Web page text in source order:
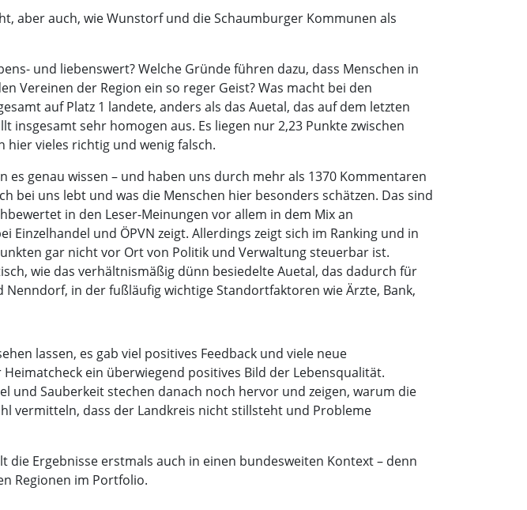
aber auch, wie Wunstorf und die Schaumburger Kommunen als
und liebenswert? Welche Gründe führen dazu, dass Menschen in
Vereinen der Region ein so reger Geist? Was macht bei den
auf Platz 1 landete, anders als das Auetal, das auf dem letzten
insgesamt sehr homogen aus. Es liegen nur 2,23 Punkte zwischen
hier vieles richtig und wenig falsch.
genau wissen – und haben uns durch mehr als 1370 Kommentaren
bei uns lebt und was die Menschen hier besonders schätzen. Das sind
in den Leser-Meinungen vor allem in dem Mix an
und ÖPVN zeigt. Allerdings zeigt sich im Ranking und in
gar nicht vor Ort von Politik und Verwaltung steuerbar ist.
wie das verhältnismäßig dünn besiedelte Auetal, das dadurch für
in der fußläufig wichtige Standortfaktoren wie Ärzte, Bank,
lassen, es gab viel positives Feedback und viele neue
ein überwiegend positives Bild der Lebensqualität.
und Sauberkeit stechen danach noch hervor und zeigen, warum die
vermitteln, dass der Landkreis nicht stillsteht und Probleme
Ergebnisse erstmals auch in einen bundesweiten Kontext – denn
Regionen im Portfolio.